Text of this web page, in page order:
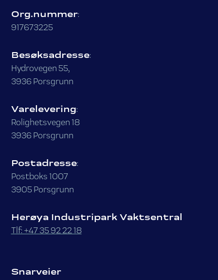
Org.nummer:
917673225
Besøksadresse:
Hydrovegen 55,
3936 Porsgrunn
Varelevering:
Rolighetsvegen 18
3936 Porsgrunn
Postadresse:
Postboks 1007
3905 Porsgrunn
Herøya Industripark Vaktsentral
Tlf: +47 35 92 22 18
Snarveier